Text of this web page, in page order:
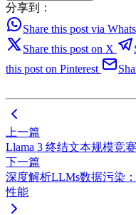
分享到：
Share this post via
Share this post on X
this post on Pinterest
上一篇
Llama 3 终结文本规模竞
下一篇
深度解析LLMs数据污染
性能